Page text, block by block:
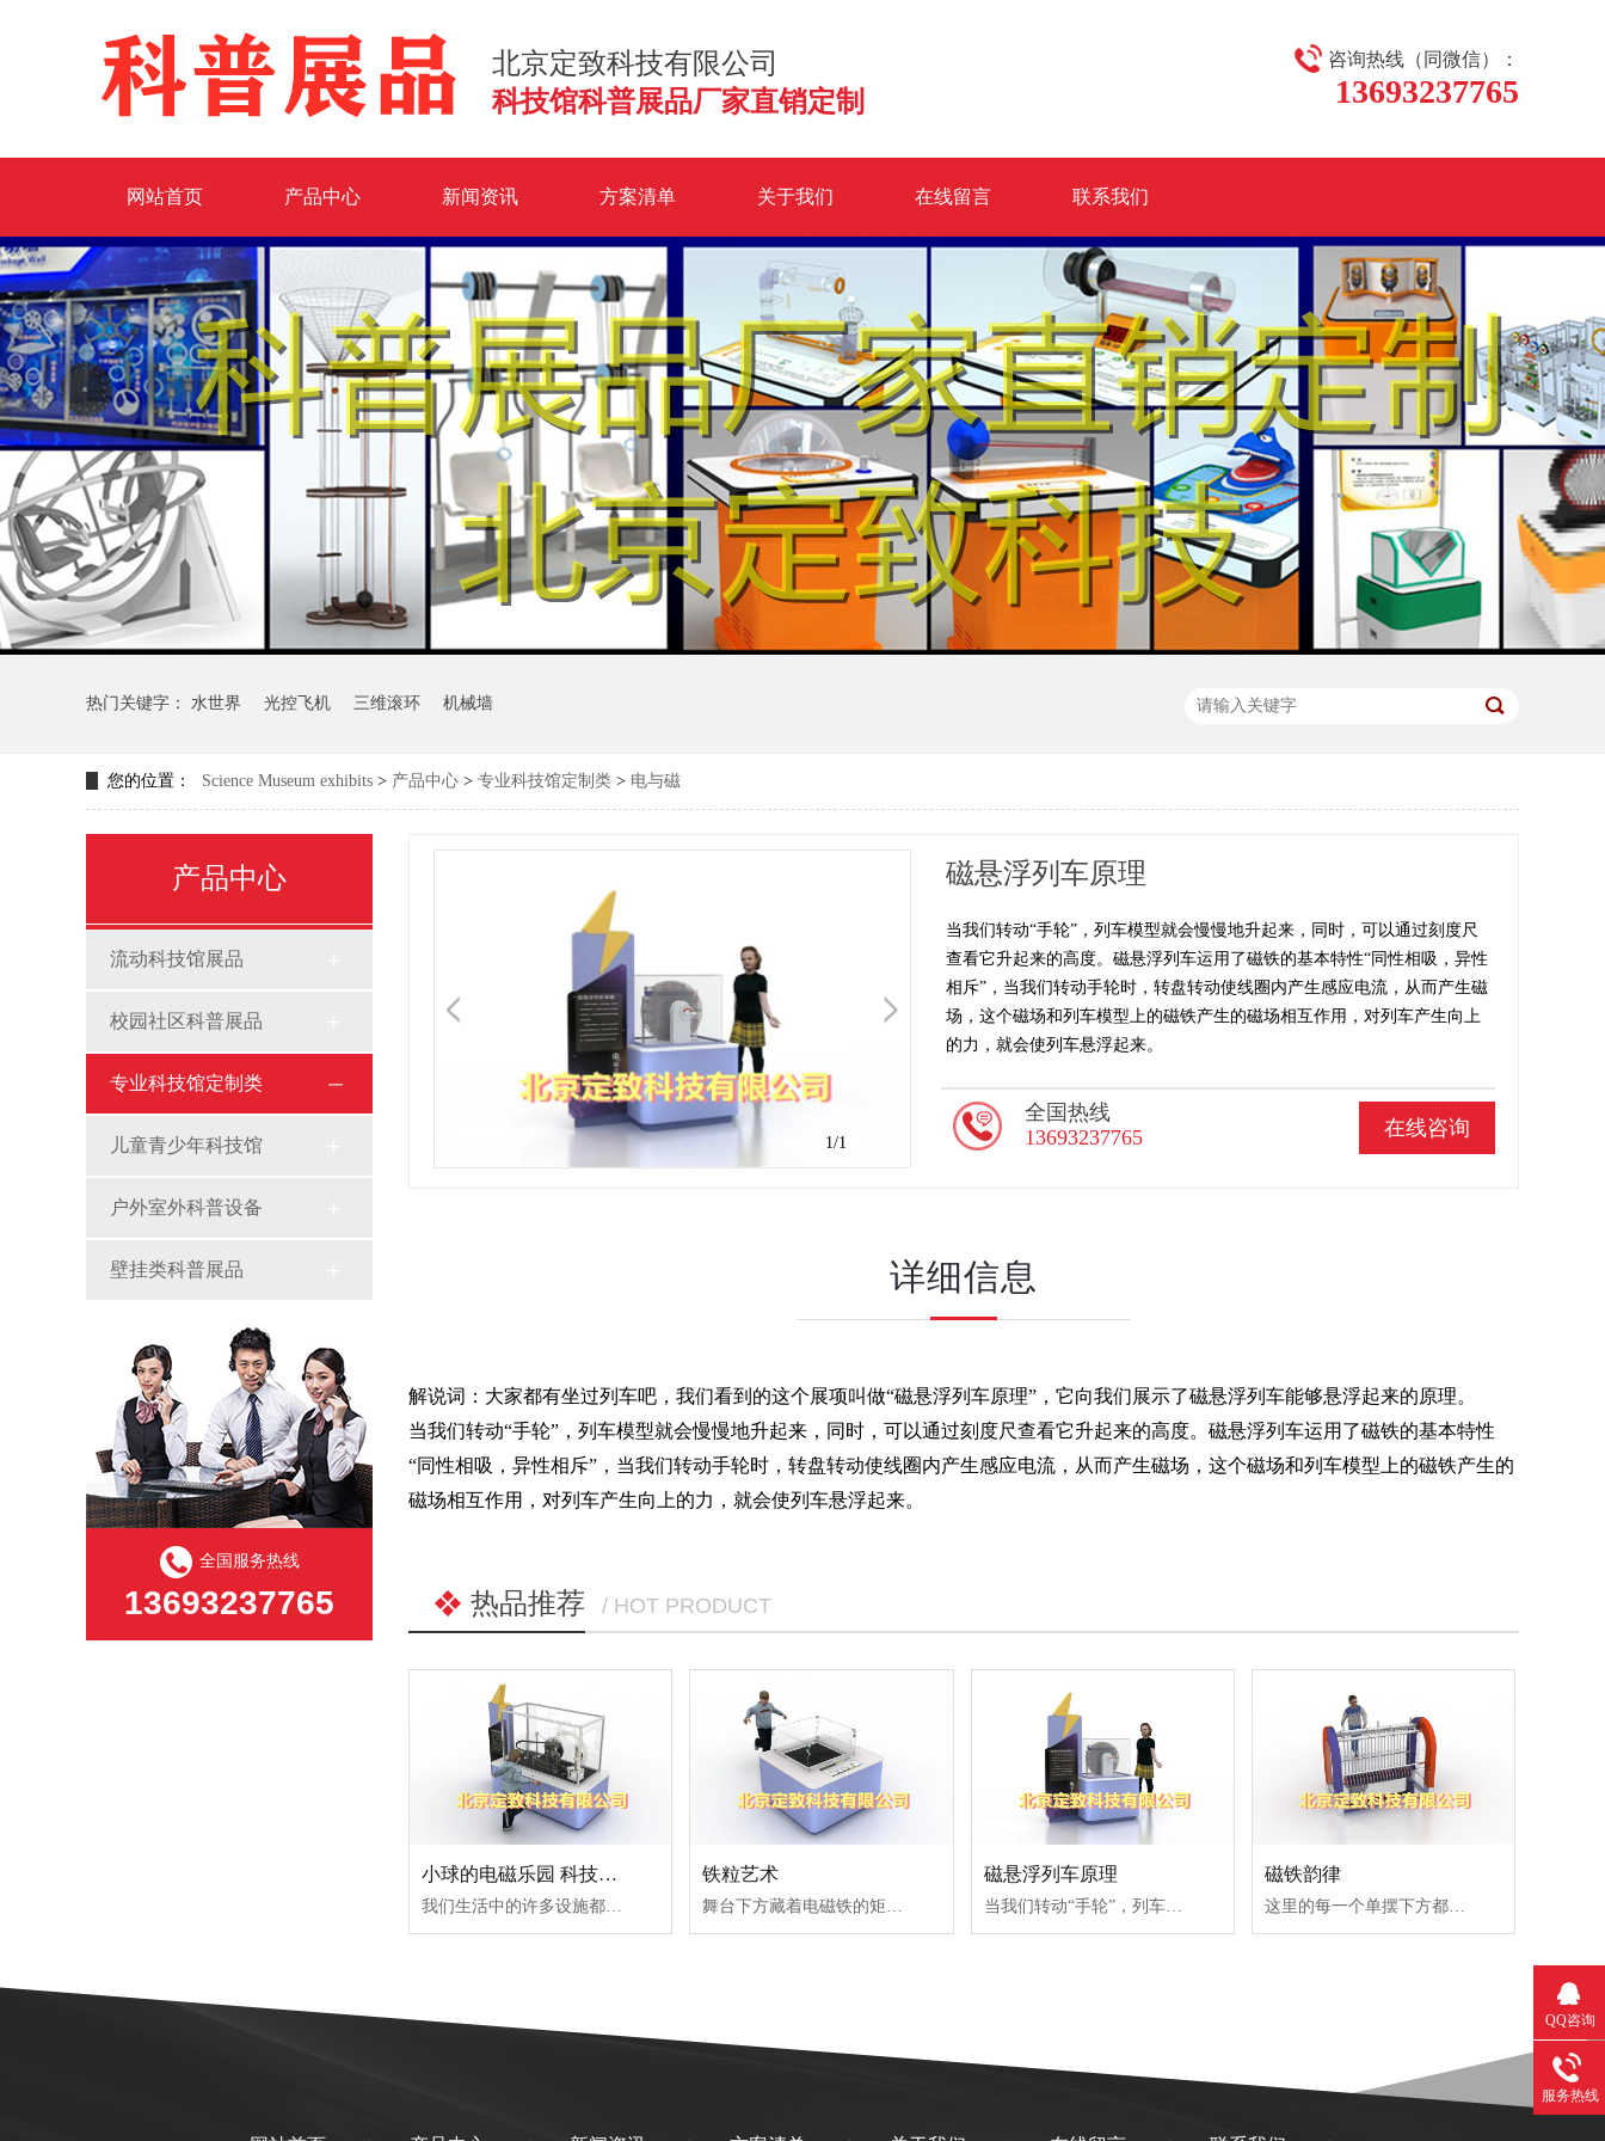
咨询热线（同微信）：
13693237765
北京定致科技有限公司
科技馆科普展品厂家直销定制
网站首页 产品中心 新闻资讯 方案清单 关于我们 在线留言 联系我们
热门关键字： 水世界 光控飞机 三维滚环 机械墙
您的位置： Science Museum exhibits > 产品中心 > 专业科技馆定制类 > 电与磁
产品中心
流动科技馆展品
校园社区科普展品
专业科技馆定制类
儿童青少年科技馆
户外室外科普设备
壁挂类科普展品
全国服务热线
13693237765
1/1
磁悬浮列车原理
当我们转动“手轮”，列车模型就会慢慢地升起来，同时，可以通过刻度尺
查看它升起来的高度。磁悬浮列车运用了磁铁的基本特性“同性相吸，异性
相斥”，当我们转动手轮时，转盘转动使线圈内产生感应电流，从而产生磁
场，这个磁场和列车模型上的磁铁产生的磁场相互作用，对列车产生向上
的力，就会使列车悬浮起来。
在线咨询
全国热线
13693237765
详细信息
解说词：大家都有坐过列车吧，我们看到的这个展项叫做“磁悬浮列车原理”，它向我们展示了磁悬浮列车能够悬浮起来的原理。
当我们转动“手轮”，列车模型就会慢慢地升起来，同时，可以通过刻度尺查看它升起来的高度。磁悬浮列车运用了磁铁的基本特性
“同性相吸，异性相斥”，当我们转动手轮时，转盘转动使线圈内产生感应电流，从而产生磁场，这个磁场和列车模型上的磁铁产生的
磁场相互作用，对列车产生向上的力，就会使列车悬浮起来。
热品推荐 / HOT PRODUCT
小球的电磁乐园 科技馆展品 铁粒艺术 磁悬浮列车原理
当我们转动“手轮”，列车模型就会慢慢地升起来，同时，可以通过刻度尺查看它升起来的高度。磁悬浮列车运用了磁铁的基本特性“同性相吸，异性相斥”，当我们转动手轮时，转盘转动使线圈内产生感应电流，从而产生磁场，这个磁场和列车模型上的磁铁产生的磁场相互作用，对列车产生向上的力，就会使列车悬浮起来。
磁铁韵律
这里的每一个单摆下方都设置有磁铁，所以当拨动其中一个单摆时，其他摆锤会受到磁铁的吸力，跟随前方的单摆一起摆动；随着单摆的数量增加，摆动的幅度逐渐减小，最后它们形成有规律的摆动状态。
QQ咨询
服务热线